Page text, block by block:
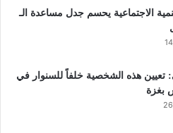
الاجتماعية يحسم جدل مساعدة الـ
تعيين هذه الشخصية خلفاً للسنوار في
بغزة